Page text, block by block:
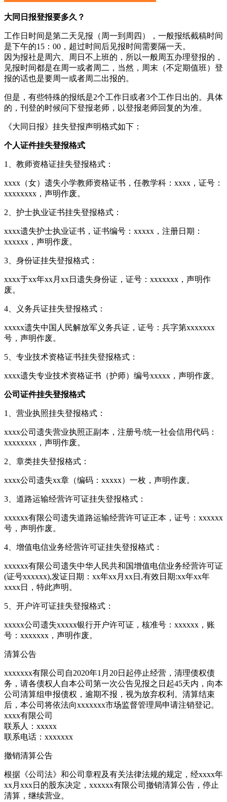
大同日报登报要多久？
工作日时间是第二天见报（周一到周四），一般报纸截稿时间
是下午的15：00，超过时间后见报时间需要隔一天。
因为报社是周六、周日不上班的，所以一般周五办理登报的，
见报时间都是在周一或者周二，当然，周末（不定期值班）登
报的话也是要周一或者周二出报的。
但是，有些特殊的报纸是2个工作日或者3个工作日出的。具体
的，刊登的时候问下登报老师，以登报老师回复的为准。
《大同日报》挂失登报声明格式如下：
个人证件挂失登报格式
1、教师资格证挂失登报格式：
xxxx（女）遗失小学教师资格证书，任教学科：xxxx，证号：
xxxxxxxx，声明作废。
2、护士执业证书挂失登报格式：
xxxx遗失护士执业证书，证书编号：xxxxx，注册日期：
xxxxxx，声明作废。
3、身份证挂失登报格式：
xxxx于xx年xx月xx日遗失身份证，证号：xxxxxxx，声明作
废。
4、义务兵证挂失登报格式：
xxxxx遗失中国人民解放军义务兵证，证号：兵字第xxxxxxx
号，声明作废。
5、专业技术资格证书挂失登报格式：
xxxx遗失专业技术资格证书（护师）编号xxxxx，声明作废。
公司证件挂失登报格式
1、营业执照挂失登报格式：
xxxx公司遗失营业执照正副本，注册号/统一社会信用代码：
xxxxxxxx，声明作废。
2、章类挂失登报格式：
xxxx公司遗失xx章（编码：xxxxx）一枚，声明作废。
3、道路运输经营许可证挂失登报格式：
xxxxxx有限公司遗失道路运输经营许可证正本，证号：xxxxxx
号，声明作废。
4、增值电信业务经营许可证挂失登报格式：
xxxxxx有限公司遗失中华人民共和国增值电信业务经营许可证
(证号xxxxxx),发证日期：xx年xx月xx日,有效日期:xx年xx年
xxxx日，特此声明。
5、开户许可证挂失登报格式：
xxxxx公司遗失xxxxx银行开户许可证，核准号：xxxxxx，账
号：xxxxxxx，声明作废。
清算公告
xxxxxxx有限公司自2020年1月20日起停止经营，清理债权债
务，请各债权人自本公司第一次公告见报之日起45天内，向本
公司清算组申报债权，逾期不报，视为放弃权利。清算结束
后，本公司将依法向xxxxxxx市场监督管理局申请注销登记。
xxxx有限公司
联系人：xxxxx
联系电话：xxxxxxx
撤销清算公告
根据《公司法》和公司章程及有关法律法规的规定，经xxxx年
xx月xxx日的股东决定，xxxxxx有限公司撤销清算公告，停止
清算，继续营业。